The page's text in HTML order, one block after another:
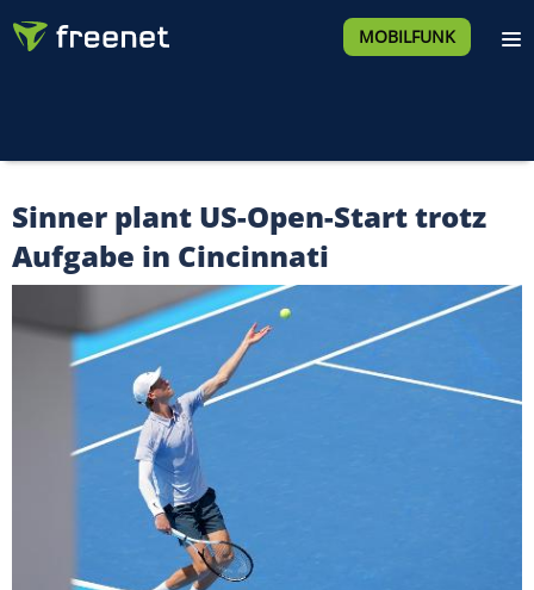
MOBILFUNK
Sinner plant US-Open-Start trotz
Aufgabe in Cincinnati